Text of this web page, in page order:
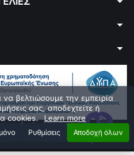
arrow_drop_down
arrow_drop_down
βελτιώσουμε την εμπειρία
σας, αποδεχτείτε ή
cookies. Learn more
Ρυθμίσεις Αποδοχή όλων
01generator